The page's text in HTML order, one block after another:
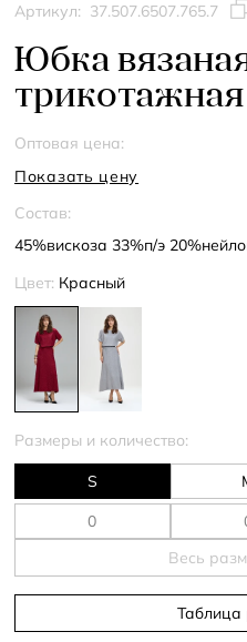
Артикул: 37.507.6507.765.7
Юбка
трикотажная
Оптовая цена:
Показать цену
Состав:
45%вискоза 33%п/э
Цвет: Красный
Размеры и количество:
S
Весь
Таблица